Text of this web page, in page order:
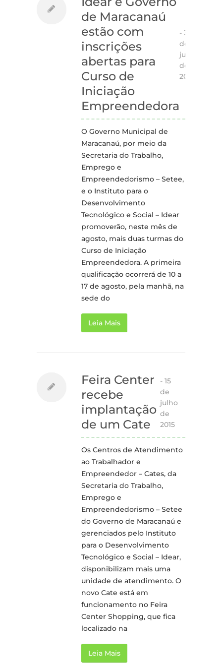
de Maracanaú
estão com
inscrições
abertas para
Curso de
Iniciação
Empreendedora
- 31
de
julho
de
2015
O Governo Municipal de
Maracanaú, por meio da
Secretaria do Trabalho,
Emprego e
Empreendedorismo – Setee,
e o Instituto para o
Desenvolvimento
Tecnológico e Social – Idear
promoverão, neste mês de
agosto, mais duas turmas do
Curso de Iniciação
Empreendedora. A primeira
qualificação ocorrerá de 10 a
17 de agosto, pela manhã, na
sede do
Leia Mais
Feira Center
recebe
implantação
de um Cate
- 15
de
julho
de
2015
Os Centros de Atendimento
ao Trabalhador e
Empreendedor – Cates, da
Secretaria do Trabalho,
Emprego e
Empreendedorismo – Setee
do Governo de Maracanaú e
gerenciados pelo Instituto
para o Desenvolvimento
Tecnológico e Social – Idear,
disponibilizam mais uma
unidade de atendimento. O
novo Cate está em
funcionamento no Feira
Center Shopping, que fica
localizado na
Leia Mais